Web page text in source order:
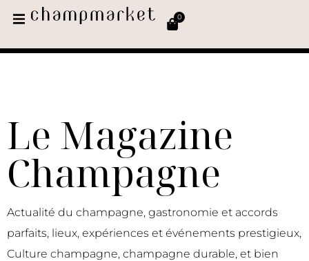
0
Le Magazine
Champagne
Actualité du champagne, gastronomie et accords
parfaits, lieux, expériences et événements prestigieux,
Culture champagne, champagne durable, et bien